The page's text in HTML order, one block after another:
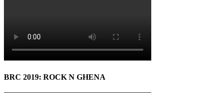
BRC 2019: ROCK N GHENA